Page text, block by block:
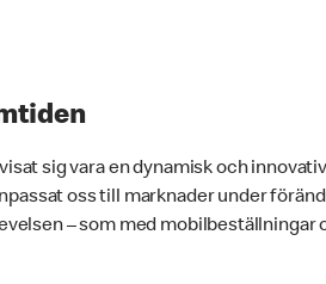
sig vara en dynamisk och
oss till marknader under
– som med mobilbeställningar